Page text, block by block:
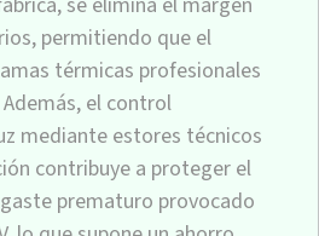
permitiendo que el
térmicas profesionales
el control
mediante estores técnicos
contribuye a proteger el
prematuro provocado